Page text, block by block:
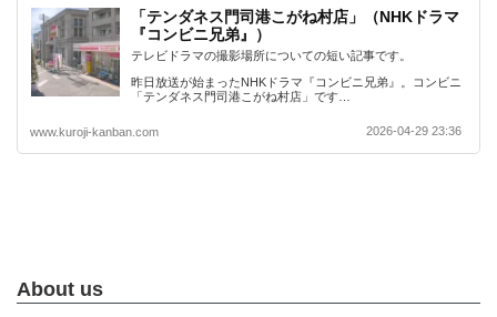
「テンダネス門司港こがね村店」（NHKドラマ
『コンビニ兄弟』）
テレビドラマの撮影場所についての短い記事です。
昨日放送が始まったNHKドラマ『コンビニ兄弟』。コンビニ
「テンダネス門司港こがね村店」です…
www.kuroji-kanban.com 2026-04-29 23:36
About us